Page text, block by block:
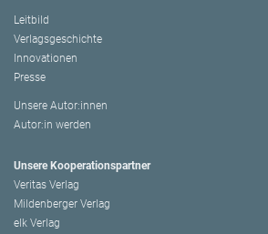
Leitbild
Verlagsgeschichte
Innovationen
Presse
Unsere Autor:innen
Autor:in werden
Unsere Kooperationspartner
Veritas Verlag
Mildenberger Verlag
elk Verlag